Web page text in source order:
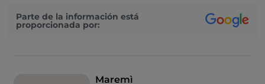
Parte de la información está
proporcionada por:
Maremì